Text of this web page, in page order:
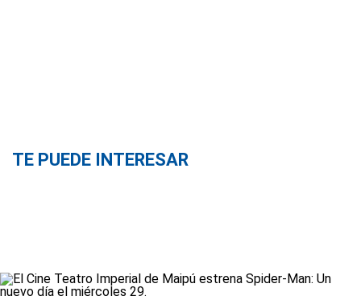
TE PUEDE INTERESAR